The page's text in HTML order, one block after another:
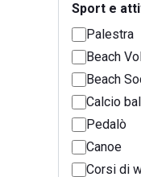
Sport e
Palestra
Beach
Beach
Calcio
Pedalò
Canoe
Corsi di